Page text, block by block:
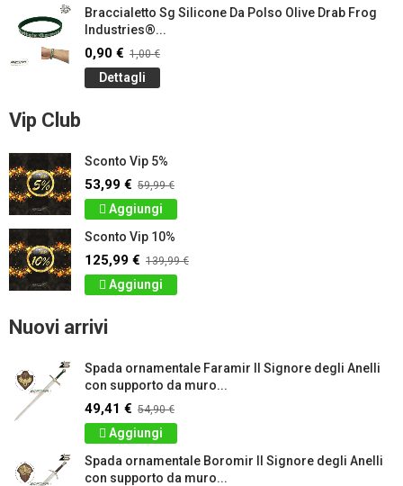
Braccialetto Sg Silicone Da Polso Olive Drab Frog
Industries®...
0,90 € 1,00 €
Dettagli
Vip Club
Sconto Vip 5%
53,99 € 59,99 €
Aggiungi
Sconto Vip 10%
125,99 € 139,99 €
Aggiungi
Nuovi arrivi
Spada ornamentale Faramir Il Signore degli Anelli
con supporto da muro...
49,41 € 54,90 €
Aggiungi
Spada ornamentale Boromir Il Signore degli Anelli
con supporto da muro...